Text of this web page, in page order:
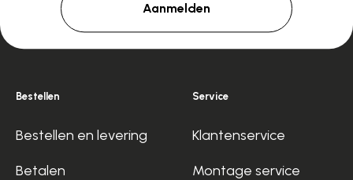
Aanmelden
Bestellen
Bestellen en levering
Betalen
Service
Klantenservice
Montage service